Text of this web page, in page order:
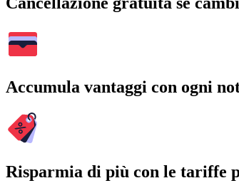
Accumula vantaggi con ogni
Risparmia di più con le tariffe